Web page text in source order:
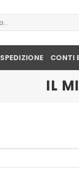
SPEDIZIONE CONTI
IL